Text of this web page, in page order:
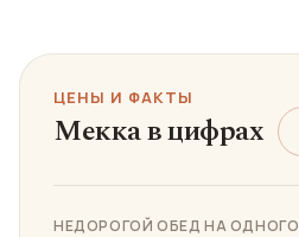
ЦЕНЫ И ФАКТЫ
Мекка в цифрах
НЕДОРОГОЙ ОБЕД НА ОДНОГО